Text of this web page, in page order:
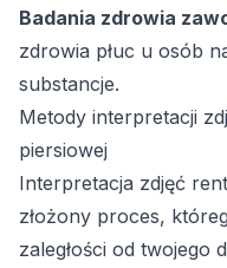
Badania zdrowia
zdrowia płuc u osób
substancje.
Metody interpretacji
piersiowej
Interpretacja zdjęć
złożony proces,
zaległości od twojego